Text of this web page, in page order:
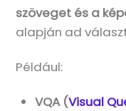
szöveget és a
alapján ad
Például:
VQA (Visual